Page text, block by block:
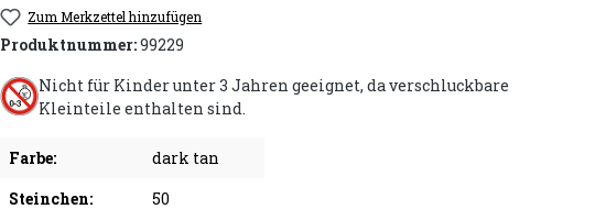
Zum Merkzettel hinzufügen
Produktnummer:99229
Nicht für Kinder unter 3 Jahren geeignet, da verschluckbare
Kleinteile enthalten sind.
Farbe:
dark tan
Steinchen:
50